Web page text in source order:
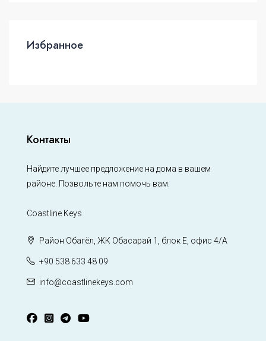
Избранное
Контакты
Найдите лучшее предложение на дома в вашем
районе. Позвольте нам помочь вам.
Coastline Keys
Район Обагёл, ЖК Обасарай 1, блок Е, офис 4/А
+90 538 633 48 09
info@coastlinekeys.com